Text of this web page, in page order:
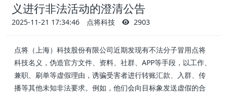
义进行非法活动的澄清公告
2025-11-21 17:34:46 点将科技 2903
点将（上海）科技股份有限公司近期发现有不法分子冒用点将
科技名义，伪造官方文件、资料、社群、APP等手段，以工作、
兼职、刷单等虚假理由，诱骗受害者进行转账汇款、入群、传
播等其他未知非法要求。例如，他们会向目标象发送虚假的合